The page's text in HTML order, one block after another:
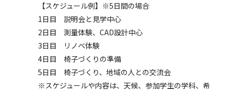
【スケジュール例】※5日間の場合
1日目 説明会と見学中心
2日目 測量体験、CAD設計中心
3日目 リノベ体験
4日目 椅子づくりの準備
5日目 椅子づくり、地域の人との交流会
※スケジュールや内容は、天候、参加学生の学科、希